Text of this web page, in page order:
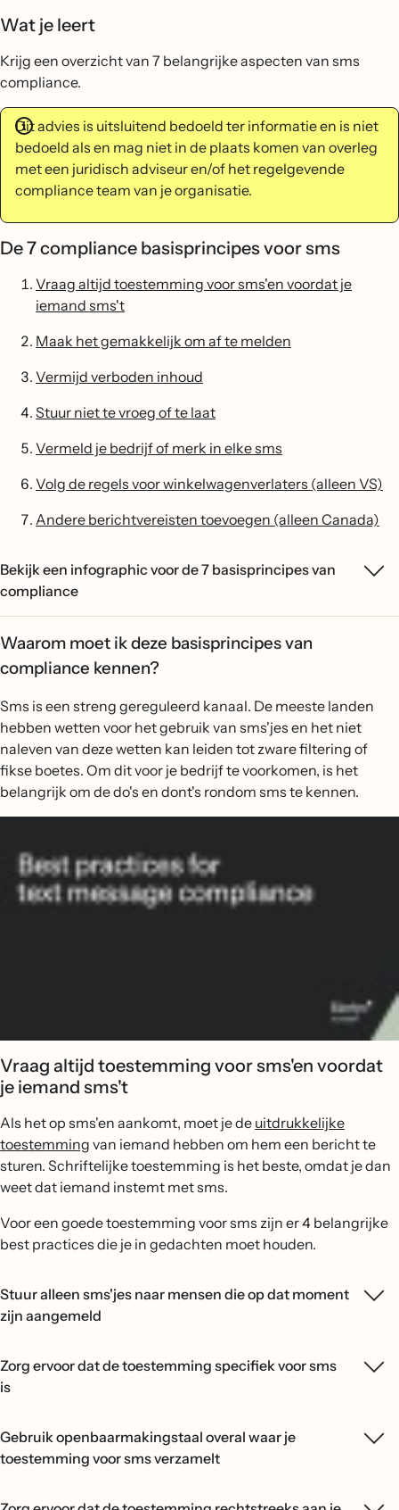
Wat je leert
Krijg een overzicht van 7 belangrijke aspecten van sms
compliance.
Dit advies is uitsluitend bedoeld ter informatie en is niet
bedoeld als en mag niet in de plaats komen van overleg
met een juridisch adviseur en/of het regelgevende
compliance team van je organisatie.
De 7 compliance basisprincipes voor sms
Vraag altijd toestemming voor sms'en voordat je
iemand sms't
Maak het gemakkelijk om af te melden
Vermijd verboden inhoud
Stuur niet te vroeg of te laat
Vermeld je bedrijf of merk in elke sms
Volg de regels voor winkelwagenverlaters (alleen VS)
Andere berichtvereisten toevoegen (alleen Canada)
Bekijk een infographic voor de 7 basisprincipes van
compliance
Waarom moet ik deze basisprincipes van
compliance kennen?
Sms is een streng gereguleerd kanaal. De meeste landen
hebben wetten voor het gebruik van sms'jes en het niet
naleven van deze wetten kan leiden tot zware filtering of
fikse boetes. Om dit voor je bedrijf te voorkomen, is het
belangrijk om de do's en dont's rondom sms te kennen.
Vraag altijd toestemming voor sms'en voordat
je iemand sms't
Als het op sms'en aankomt, moet je de uitdrukkelijke
toestemming van iemand hebben om hem een bericht te
sturen. Schriftelijke toestemming is het beste, omdat je dan
weet dat iemand instemt met sms.
Voor een goede toestemming voor sms zijn er 4 belangrijke
best practices die je in gedachten moet houden.
Stuur alleen sms'jes naar mensen die op dat moment
zijn aangemeld
Zorg ervoor dat de toestemming specifiek voor sms
is
Gebruik openbaarmakingstaal overal waar je
toestemming voor sms verzamelt